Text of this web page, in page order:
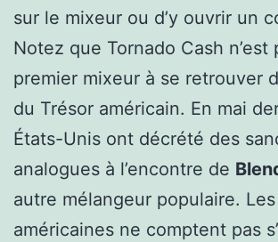
sur le mixeur ou d’y ouvrir un
Notez que Tornado Cash n’est
premier mixeur à se retrouver
du Trésor américain. En mai
États-Unis ont décrété des
analogues à l’encontre de
autre mélangeur populaire.
américaines ne comptent pas